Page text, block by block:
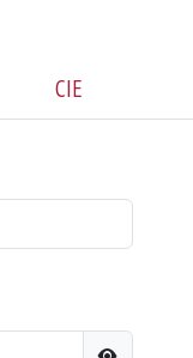
CIE